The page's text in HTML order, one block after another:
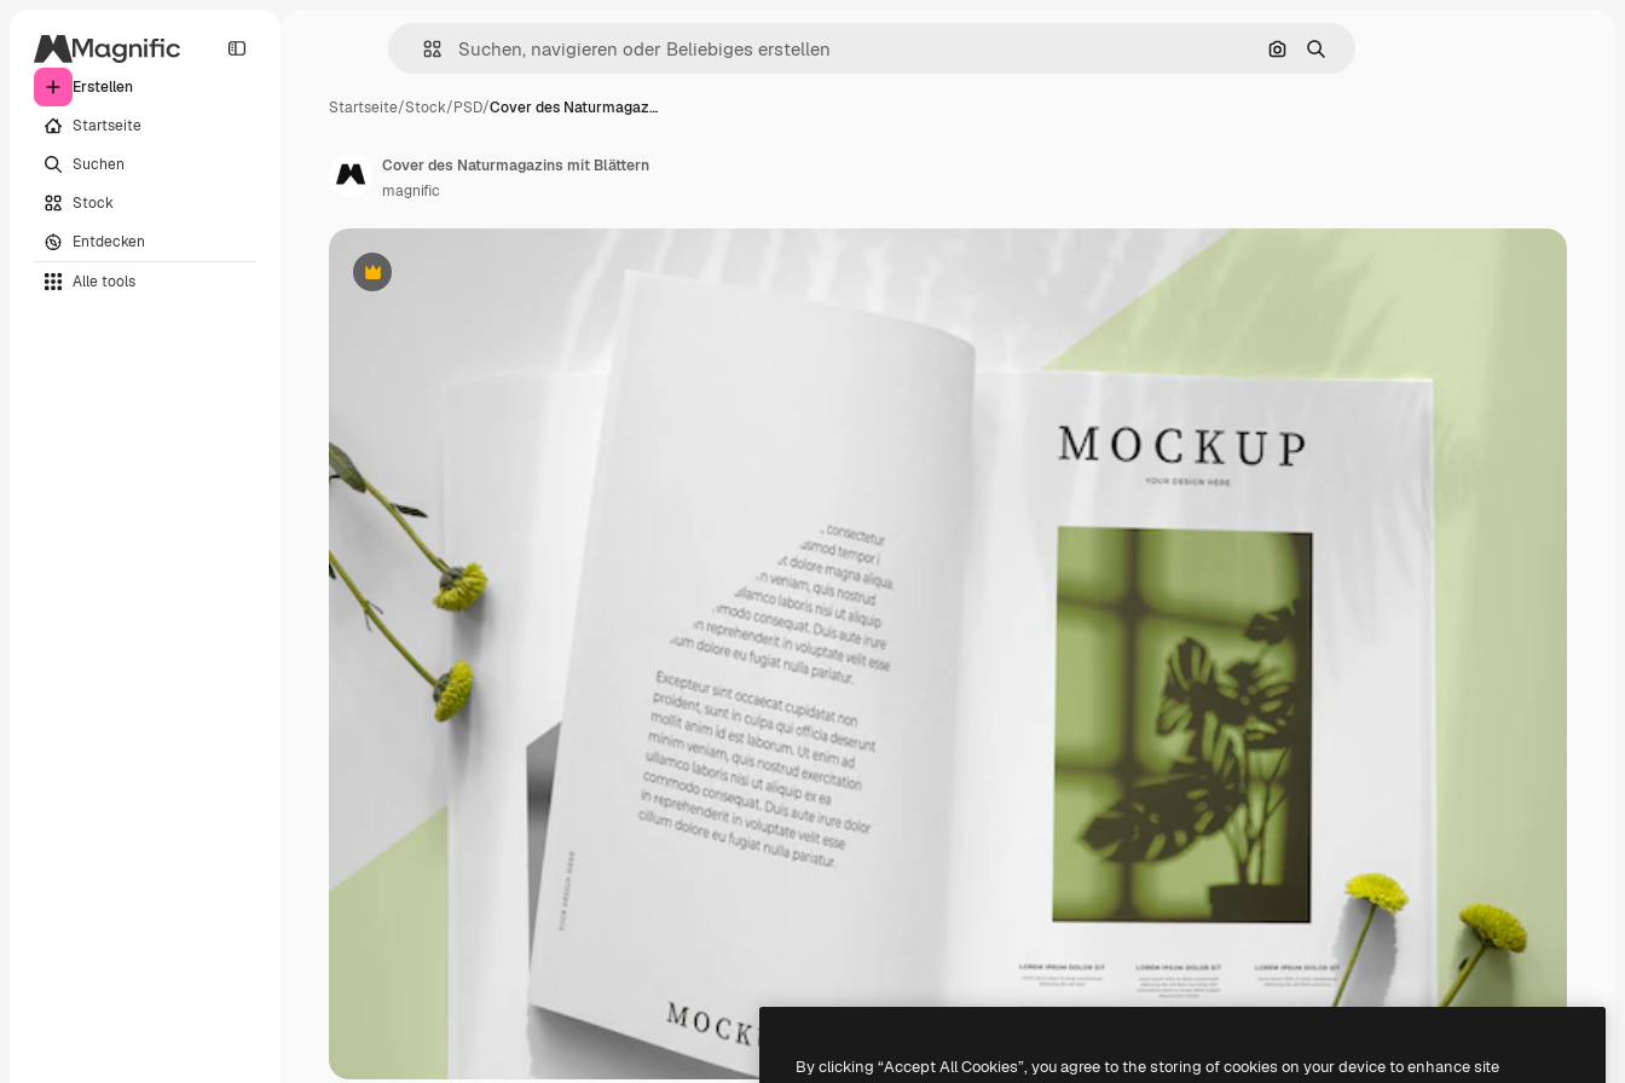
Erstellen
Startseite
Suchen
Stock
Entdecken
Alle tools
Nach Bild suchen
Suchen
Startseite/Stock/PSD/Cover des Naturmagaz…
Premium
Cover des Naturmagazins mit Blättern
magnific
By clicking “Accept All Cookies”, you agree to the storing of cookies on your device to enhance site